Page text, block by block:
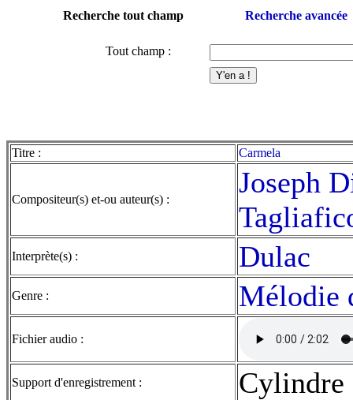
Recherche tout champ Recherche avancée
Tout champ :
Titre : Carmela
Compositeur(s) et-ou auteur(s) :
Joseph
Interprète(s) : Dulac
Genre : Mélodie
Fichier audio :
Support d'enregistrement : Cylindre